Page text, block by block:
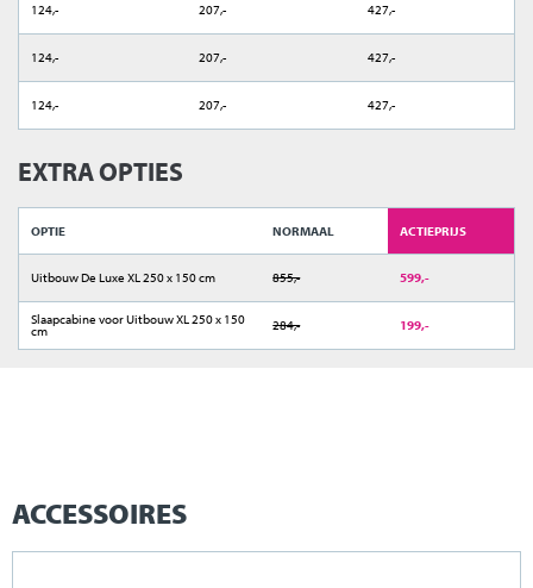
124,- 207,- 427,-
124,- 207,- 427,-
124,- 207,- 427,-
EXTRA OPTIES
OPTIE NORMAAL ACTIEPRIJS
Uitbouw De Luxe XL 250 x 150 cm 855,- 599,-
Slaapcabine voor Uitbouw XL 250 x 150
cm 284,- 199,-
ACCESSOIRES